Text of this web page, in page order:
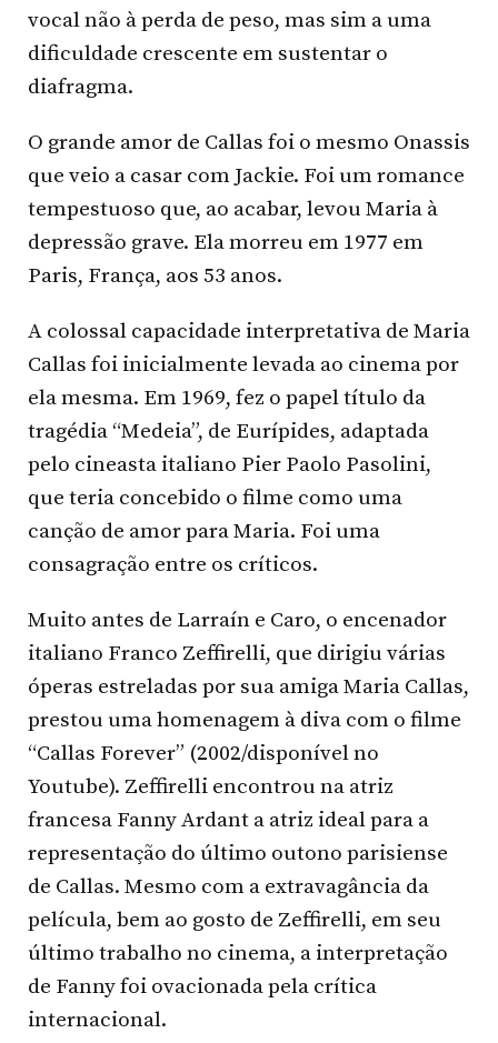
vocal não à perda de peso, mas sim a uma
dificuldade crescente em sustentar o
diafragma.
O grande amor de Callas foi o mesmo Onassis
que veio a casar com Jackie. Foi um romance
tempestuoso que, ao acabar, levou Maria à
depressão grave. Ela morreu em 1977 em
Paris, França, aos 53 anos.
A colossal capacidade interpretativa de Maria
Callas foi inicialmente levada ao cinema por
ela mesma. Em 1969, fez o papel título da
tragédia “Medeia”, de Eurípides, adaptada
pelo cineasta italiano Pier Paolo Pasolini,
que teria concebido o filme como uma
canção de amor para Maria. Foi uma
consagração entre os críticos.
Muito antes de Larraín e Caro, o encenador
italiano Franco Zeffirelli, que dirigiu várias
óperas estreladas por sua amiga Maria Callas,
prestou uma homenagem à diva com o filme
“Callas Forever” (2002/disponível no
Youtube). Zeffirelli encontrou na atriz
francesa Fanny Ardant a atriz ideal para a
representação do último outono parisiense
de Callas. Mesmo com a extravagância da
película, bem ao gosto de Zeffirelli, em seu
último trabalho no cinema, a interpretação
de Fanny foi ovacionada pela crítica
internacional.